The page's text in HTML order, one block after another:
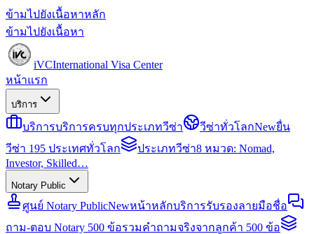
ข้ามไปยังเนื้อหาหลัก
ข้ามไปยังเนื้อหา
iVCInternational Visa Center
หน้าแรก
บริการ
บริการบริการครบทุกประเภทวีซ่า วีซ่าทั่วโลกNewยื่น
วีซ่า 195 ประเทศทั่วโลก
ประเภทวีซ่า8 หมวด: Nomad,
Investor, Skilled…
Notary Public
ศูนย์ Notary PublicNewหน้าหลักบริการรับรองลายมือชื่อ
ถาม-ตอบ Notary 500 ข้อรวมคำถามจริงจากลูกค้า 500 ข้อ